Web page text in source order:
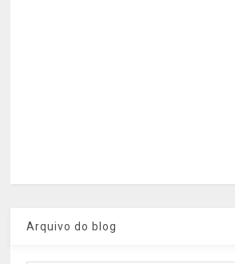
Arquivo do blog